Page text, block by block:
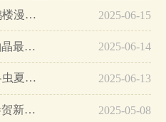
黄鹤楼漫天游软包价格-黄鹤楼漫天游软包多少钱一盒… 2025-06-15
苏烟铂晶多少钱一包 苏烟铂晶最新价格… 2025-06-14
冬虫夏草香烟一盒多少元-冬虫夏草香烟一盒多少元2025最新价格… 2025-06-13
恭贺新禧香烟多少钱一包 恭贺新禧香烟价格表和图片… 2025-05-08